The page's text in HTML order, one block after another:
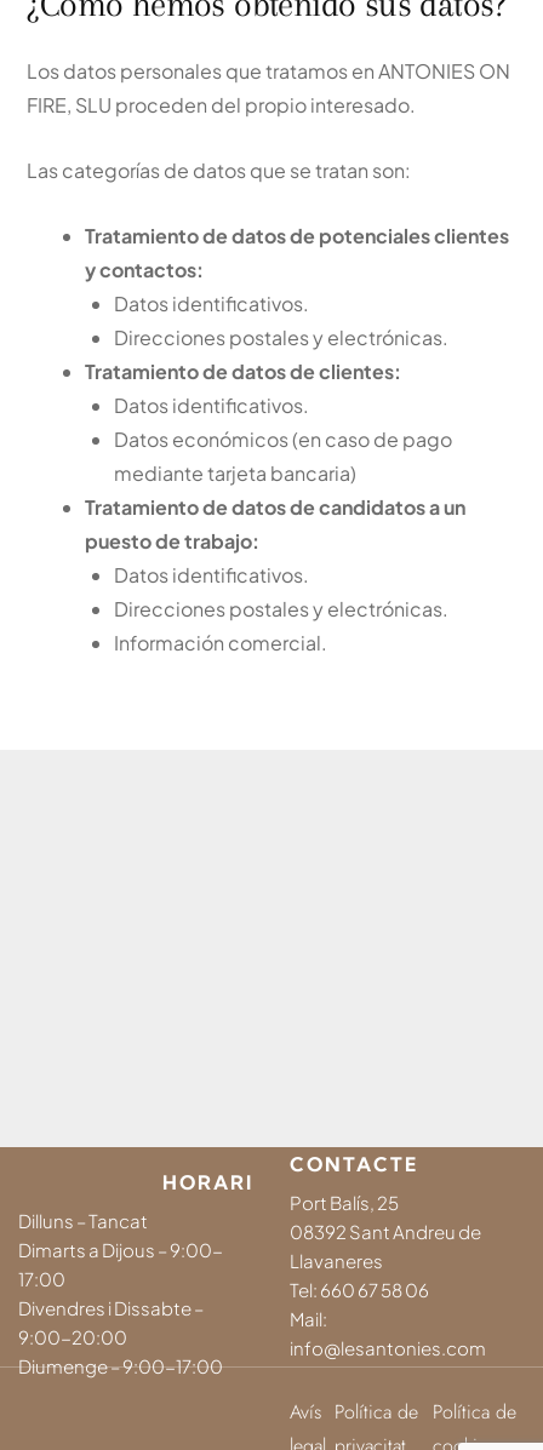
Los datos personales que tratamos en ANTONIES ON
FIRE, SLU proceden del propio interesado.
Las categorías de datos que se tratan son:
Tratamiento de datos de potenciales clientes
y contactos:
Datos identificativos.
Direcciones postales y electrónicas.
Tratamiento de datos de clientes:
Datos identificativos.
Datos económicos (en caso de pago
mediante tarjeta bancaria)
Tratamiento de datos de candidatos a un
puesto de trabajo:
Datos identificativos.
Direcciones postales y electrónicas.
Información comercial.
HORARI
Dilluns – Tancat
Dimarts a Dijous – 9:00-
17:00
Divendres i Dissabte –
9:00-20:00
Diumenge – 9:00-17:00
CONTACTE
Port Balís, 25
08392 Sant Andreu de
Llavaneres
Tel: 660 67 58 06
Mail:
info@lesantonies.com
Avís Política de Política de